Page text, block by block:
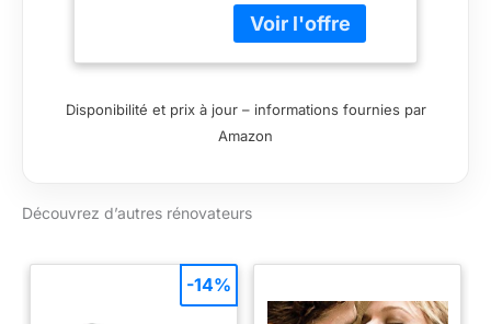
brosser pour un
nettoyage complet.
possède une poignée
régulateur de vitesse.
ces brosses souples
permettent
endroits difficiles.
Disponibilité et prix à jour – informations fournies par
Amazon
Découvrez d’autres rénovateurs
-14%